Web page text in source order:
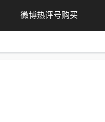
微博热评号购买